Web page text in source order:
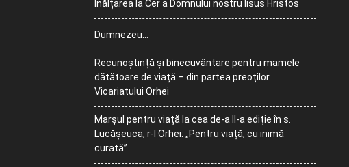
Înălțarea la Cer a Domnului nostru Iisus Hristos
Dumnezeu…
Recunoștință și binecuvântare pentru mamele
dătătoare de viață – din partea preoților
Vicariatului Orhei
Marșul pentru viață la cea de-a II-a ediție în s.
Lucășeuca, r-l Orhei: „Pentru viață, cu inimă
curată”